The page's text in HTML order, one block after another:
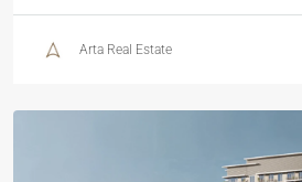
Arta Real Estate